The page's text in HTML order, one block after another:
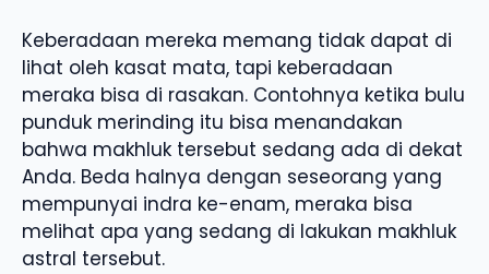
Keberadaan mereka memang tidak dapat di
lihat oleh kasat mata, tapi keberadaan
meraka bisa di rasakan. Contohnya ketika bulu
punduk merinding itu bisa menandakan
bahwa makhluk tersebut sedang ada di dekat
Anda. Beda halnya dengan seseorang yang
mempunyai indra ke-enam, meraka bisa
melihat apa yang sedang di lakukan makhluk
astral tersebut.